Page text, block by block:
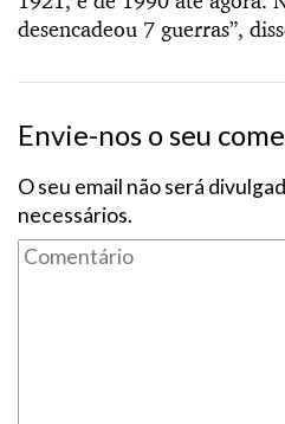
desencadeou 7 guerras”,
Envie-nos o seu
O seu email não será
necessários.